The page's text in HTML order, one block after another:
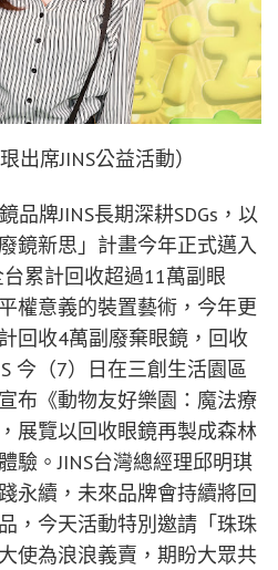
出席JINS公益活動）
品牌JINS長期深耕SDGs，以
鏡新思」計畫今年正式邁入
累計回收超過11萬副眼
權意義的裝置藝術，今年更
回收4萬副廢棄眼鏡，回收
今（7）日在三創生活園區
布《動物友好樂園：魔法療
展覽以回收眼鏡再製成森林
驗。JINS台灣總經理邱明琪
永續，未來品牌會持續將回
，今天活動特別邀請「珠珠
使為浪浪義賣，期盼大眾共